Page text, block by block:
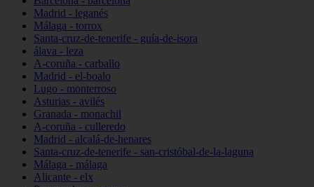
Madrid - leganés
Málaga - torrox
Santa-cruz-de-tenerife - guía-de-isora
álava - leza
A-coruña - carballo
Madrid - el-boalo
Lugo - monterroso
Asturias - avilés
Granada - monachil
A-coruña - culleredo
Madrid - alcalá-de-henares
Santa-cruz-de-tenerife - san-cristóbal-de-la-laguna
Málaga - málaga
Alicante - elx